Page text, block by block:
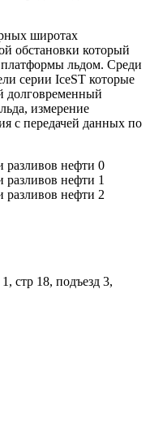
широтах
обстановки который
платформы льдом. Среди
серии IceST которые
долговременный
измерение
с передачей данных по
стр 18, подъезд 3,